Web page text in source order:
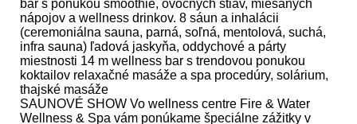
bar s ponukou smoothie, ovocných štiav, miešaných
nápojov a wellness drinkov. 8 sáun a inhalácii
(ceremoniálna sauna, parná, soľná, mentolová, suchá,
infra sauna) ľadová jaskyňa, oddychové a párty
miestnosti 14 m wellness bar s trendovou ponukou
koktailov relaxačné masáže a spa procedúry, solárium,
thajské masáže
SAUNOVÉ SHOW Vo wellness centre Fire & Water
Wellness & Spa vám ponúkame špeciálne zážitky v